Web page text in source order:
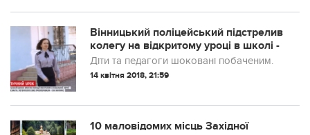
століть передаються з уст в уста. Здавна
горяни вірили, що саме у води того
озера потрапляють всі д...
Вінницький поліцейський підстрелив
колегу на відкритому уроці в школі -
Діти та педагоги шоковані побаченим.
14 квітня 2018, 21:59
10 маловідомих місць Західної